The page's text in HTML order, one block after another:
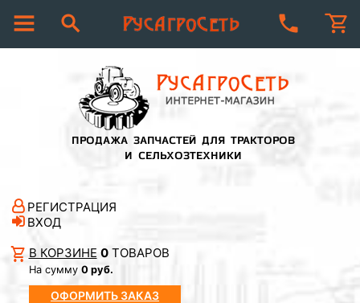
ПРОДАЖА ЗАПЧАСТЕЙ ДЛЯ ТРАКТОРОВ
И СЕЛЬХОЗТЕХНИКИ
РЕГИСТРАЦИЯ
ВХОД
В КОРЗИНЕ 0ТОВАРОВ
На сумму 0 руб.
ОФОРМИТЬ ЗАКАЗ